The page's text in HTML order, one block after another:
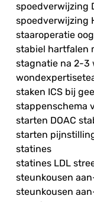
spoedverwijzing
spoedverwijzing
staaroperatie
stabiel hartfalen
stagnatie na 2-3
staken ICS bij
stappenschema
starten DOAC
starten
statines
statines LDL
steunkousen
steunkousen